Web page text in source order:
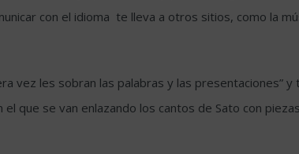
con el idioma te lleva a otros sitios, como la
vez les sobran las palabras y las presentaciones”
que se van enlazando los cantos de Sato con